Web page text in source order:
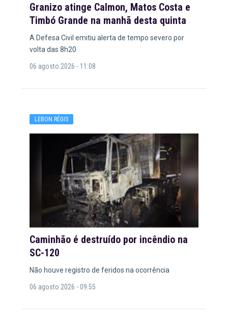
Granizo atinge Calmon, Matos Costa e
Timbó Grande na manhã desta quinta
A Defesa Civil emitiu alerta de tempo severo por
volta das 8h20
06 agosto 2026 - 11:08
LEBON RÉGIS
Caminhão é destruído por incêndio na
SC-120
Não houve registro de feridos na ocorrência
06 agosto 2026 - 09:55